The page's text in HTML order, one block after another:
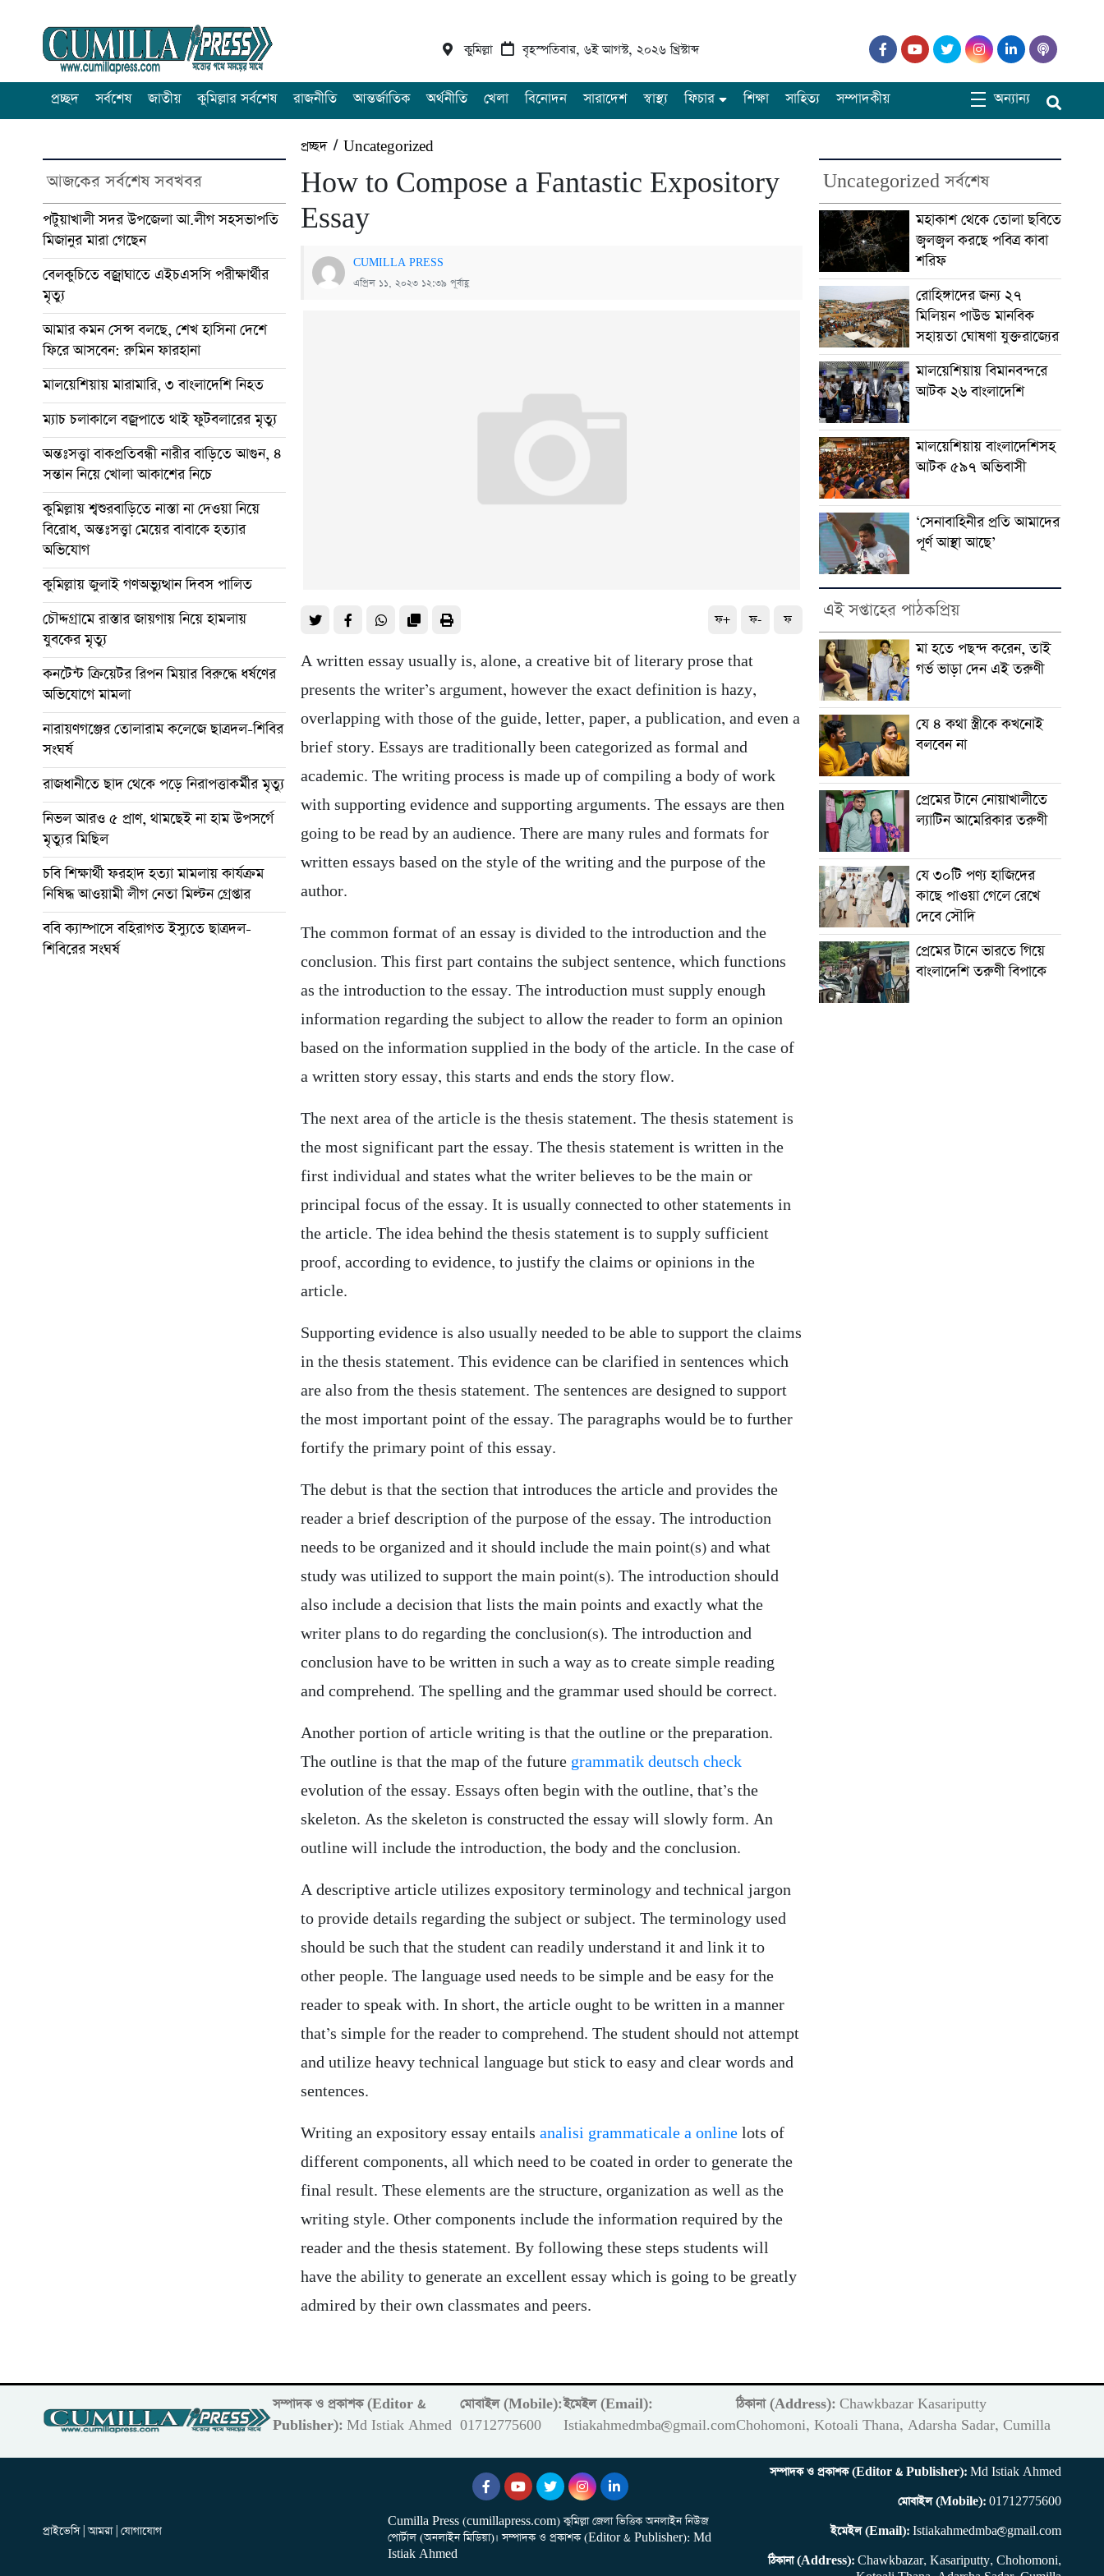
কুমিল্লা বৃহস্পতিবার, ৬ই আগস্ট, ২০২৬ খ্রিস্টাব্দ
প্রচ্ছদ সর্বশেষ জাতীয় কুমিল্লার সর্বশেষ রাজনীতি আন্তর্জাতিক অর্থনীতি খেলা বিনোদন সারাদেশ স্বাস্থ্য ফিচার শিক্ষা সাহিত্য সম্পাদকীয় অন্যান্য
আজকের সর্বশেষ সবখবর
পটুয়াখালী সদর উপজেলা আ.লীগ সহসভাপতি
মিজানুর মারা গেছেন
বেলকুচিতে বজ্রাঘাতে এইচএসসি পরীক্ষার্থীর
মৃত্যু
আমার কমন সেন্স বলছে, শেখ হাসিনা দেশে
ফিরে আসবেন: রুমিন ফারহানা
মালয়েশিয়ায় মারামারি, ৩ বাংলাদেশি নিহত
ম্যাচ চলাকালে বজ্রপাতে থাই ফুটবলারের মৃত্যু
অন্তঃসত্ত্বা বাকপ্রতিবন্ধী নারীর বাড়িতে আগুন, ৪
সন্তান নিয়ে খোলা আকাশের নিচে
কুমিল্লায় শ্বশুরবাড়িতে নাস্তা না দেওয়া নিয়ে
বিরোধ, অন্তঃসত্ত্বা মেয়ের বাবাকে হত্যার
অভিযোগ
কুমিল্লায় জুলাই গণঅভ্যুত্থান দিবস পালিত
চৌদ্দগ্রামে রাস্তার জায়গায় নিয়ে হামলায়
যুবকের মৃত্যু
কনটেন্ট ক্রিয়েটর রিপন মিয়ার বিরুদ্ধে ধর্ষণের
অভিযোগে মামলা
নারায়ণগঞ্জের তোলারাম কলেজে ছাত্রদল-শিবির
সংঘর্ষ
রাজধানীতে ছাদ থেকে পড়ে নিরাপত্তাকর্মীর মৃত্যু
নিভল আরও ৫ প্রাণ, থামছেই না হাম উপসর্গে
মৃত্যুর মিছিল
চবি শিক্ষার্থী ফরহাদ হত্যা মামলায় কার্যক্রম
নিষিদ্ধ আওয়ামী লীগ নেতা মিল্টন গ্রেপ্তার
ববি ক্যাম্পাসে বহিরাগত ইস্যুতে ছাত্রদল-
শিবিরের সংঘর্ষ
প্রচ্ছদ/Uncategorized
How to Compose a Fantastic Expository
Essay
CUMILLA PRESS
এপ্রিল ১১, ২০২৩ ১২:৩৯ পূর্বাহ্ণ
ফ+ ফ- ফ
A written essay usually is, alone, a creative bit of literary prose that
presents the writer’s argument, however the exact definition is hazy,
overlapping with those of the guide, letter, paper, a publication, and even a
brief story. Essays are traditionally been categorized as formal and
academic. The writing process is made up of compiling a body of work
with supporting evidence and supporting arguments. The essays are then
going to be read by an audience. There are many rules and formats for
written essays based on the style of the writing and the purpose of the
author.
The common format of an essay is divided to the introduction and the
conclusion. This first part contains the subject sentence, which functions
as the introduction to the essay. The introduction must supply enough
information regarding the subject to allow the reader to form an opinion
based on the information supplied in the body of the article. In the case of
a written story essay, this starts and ends the story flow.
The next area of the article is the thesis statement. The thesis statement is
the most significant part the essay. The thesis statement is written in the
first individual and states what the writer believes to be the main or
principal focus of the essay. It is usually connected to other statements in
the article. The idea behind the thesis statement is to supply sufficient
proof, according to evidence, to justify the claims or opinions in the
article.
Supporting evidence is also usually needed to be able to support the claims
in the thesis statement. This evidence can be clarified in sentences which
are also from the thesis statement. The sentences are designed to support
the most important point of the essay. The paragraphs would be to further
fortify the primary point of this essay.
The debut is that the section that introduces the article and provides the
reader a brief description of the purpose of the essay. The introduction
needs to be organized and it should include the main point(s) and what
study was utilized to support the main point(s). The introduction should
also include a decision that lists the main points and exactly what the
writer plans to do regarding the conclusion(s). The introduction and
conclusion have to be written in such a way as to create simple reading
and comprehend. The spelling and the grammar used should be correct.
Another portion of article writing is that the outline or the preparation.
The outline is that the map of the future grammatik deutsch check
evolution of the essay. Essays often begin with the outline, that’s the
skeleton. As the skeleton is constructed the essay will slowly form. An
outline will include the introduction, the body and the conclusion.
A descriptive article utilizes expository terminology and technical jargon
to provide details regarding the subject or subject. The terminology used
should be such that the student can readily understand it and link it to
other people. The language used needs to be simple and be easy for the
reader to speak with. In short, the article ought to be written in a manner
that’s simple for the reader to comprehend. The student should not attempt
and utilize heavy technical language but stick to easy and clear words and
sentences.
Writing an expository essay entailsanalisi grammaticale a online lots of
different components, all which need to be coated in order to generate the
final result. These elements are the structure, organization as well as the
writing style. Other components include the information required by the
reader and the thesis statement. By following these steps students will
have the ability to generate an excellent essay which is going to be greatly
admired by their own classmates and peers.
Uncategorized সর্বশেষ
মহাকাশ থেকে তোলা ছবিতে
জ্বলজ্বল করছে পবিত্র কাবা
শরিফ
রোহিঙ্গাদের জন্য ২৭
মিলিয়ন পাউন্ড মানবিক
সহায়তা ঘোষণা যুক্তরাজ্যের
মালয়েশিয়ায় বিমানবন্দরে
আটক ২৬ বাংলাদেশি
মালয়েশিয়ায় বাংলাদেশিসহ
আটক ৫৯৭ অভিবাসী
‘সেনাবাহিনীর প্রতি আমাদের
পূর্ণ আস্থা আছে’
এই সপ্তাহের পাঠকপ্রিয়
মা হতে পছন্দ করেন, তাই
গর্ভ ভাড়া দেন এই তরুণী
যে ৪ কথা স্ত্রীকে কখনোই
বলবেন না
প্রেমের টানে নোয়াখালীতে
ল্যাটিন আমেরিকার তরুণী
যে ৩০টি পণ্য হাজিদের
কাছে পাওয়া গেলে রেখে
দেবে সৌদি
প্রেমের টানে ভারতে গিয়ে
বাংলাদেশি তরুণী বিপাকে
সম্পাদক ও প্রকাশক (Editor &
Publisher): Md Istiak Ahmed
মোবাইল (Mobile):
01712775600
ইমেইল (Email):
Istiakahmedmba@gmail.com
ঠিকানা (Address): Chawkbazar Kasariputty
Chohomoni, Kotoali Thana, Adarsha Sadar, Cumilla
প্রাইভেসি | আমরা | যোগাযোগ
Cumilla Press (cumillapress.com) কুমিল্লা জেলা ভিত্তিক অনলাইন নিউজ
পোর্টাল (অনলাইন মিডিয়া)। সম্পাদক ও প্রকাশক (Editor & Publisher): Md
Istiak Ahmed
সম্পাদক ও প্রকাশক (Editor & Publisher): Md Istiak Ahmed
মোবাইল (Mobile): 01712775600
ইমেইল (Email): Istiakahmedmba@gmail.com
ঠিকানা (Address): Chawkbazar, Kasariputty, Chohomoni,